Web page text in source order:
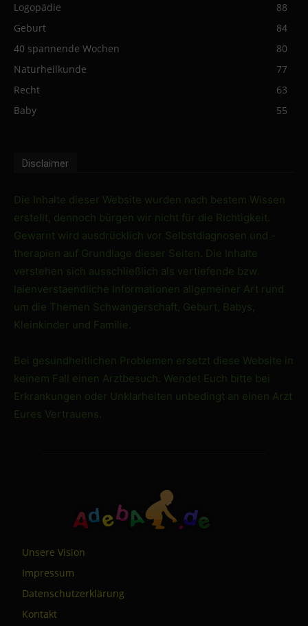
Logopädie
88
Geburt
84
40 spannende Wochen
80
Naturheilkunde
77
Recht
63
Baby
55
Disclaimer
Die Inhalte dieser Website wurden nach bestem Wissen
erstellt, dennoch bürgen wir nicht für die Richtigkeit.
Gewarnt wird ausdrücklich vor Selbstdiagnosen und -
therapien auf Grundlage dieser Seiten. Die Inhalte
verstehen sich ausschließlich als vertiefende bzw.
laienverstaendliche Informationen allgemeiner Art rund
um die Themen Schwangerschaft, Geburt, Babys,
Kleinkinder und Familie.
Bei gesundheitlichen Problemen ersetzt diese Website in
keinem Fall einen Arztbesuch. Wendet Euch bitte bei
Erkrankungen oder Unklarheiten unbedingt an einen Arzt
Eures Vertrauens.
Unsere Vision
Impressum
Datenschutzerklärung
Kontakt